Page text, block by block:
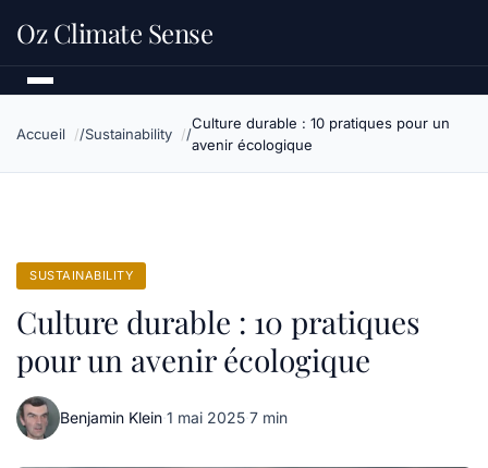
Oz Climate Sense
Accueil Sustainability
Culture durable : 10 pratiques pour un
avenir écologique
SUSTAINABILITY
Culture durable : 10 pratiques
pour un avenir écologique
Benjamin Klein·1 mai 2025·7 min